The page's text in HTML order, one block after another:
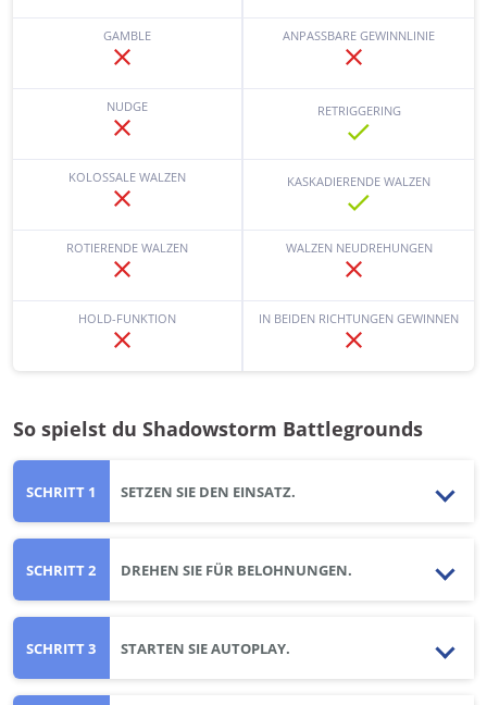
GAMBLE ANPASSBARE GEWINNLINIE
NUDGE RETRIGGERING
KOLOSSALE WALZEN KASKADIERENDE WALZEN
ROTIERENDE WALZEN WALZEN NEUDREHUNGEN
HOLD-FUNKTION IN BEIDEN RICHTUNGEN GEWINNEN
So spielst du Shadowstorm Battlegrounds
SCHRITT 1 SETZEN SIE DEN EINSATZ.
SCHRITT 2 DREHEN SIE FÜR BELOHNUNGEN.
SCHRITT 3 STARTEN SIE AUTOPLAY.